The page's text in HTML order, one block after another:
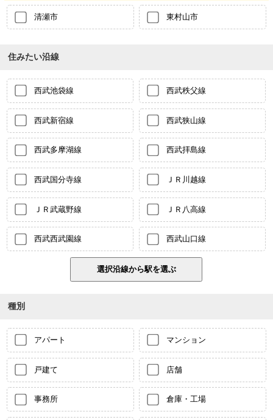
清瀬市 東村山市
住みたい沿線
西武池袋線 西武秩父線
西武新宿線 西武狭山線
西武多摩湖線 西武拝島線
西武国分寺線 ＪＲ川越線
ＪＲ武蔵野線 ＪＲ八高線
西武西武園線 西武山口線
種別
アパート マンション
戸建て 店舗
事務所 倉庫・工場